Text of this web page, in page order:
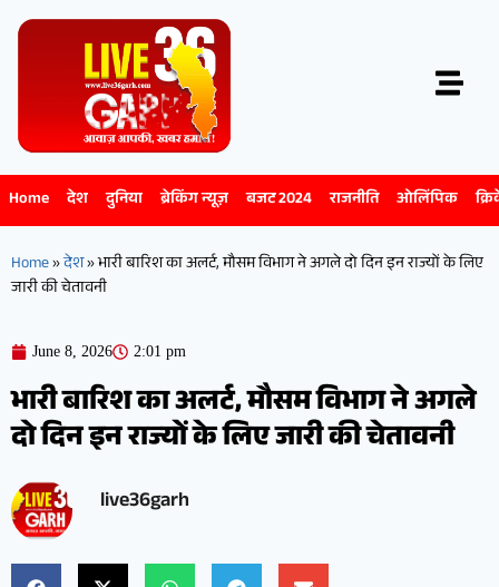
Home देश दुनिया ब्रेकिंग न्यूज़ बजट 2024 राजनीति ओलिंपिक
Home»देश»भारी बारिश का अलर्ट, मौसम विभाग ने अगले दो दिन इन राज्यों के लिए
जारी की चेतावनी
June 8, 2026 2:01 pm
भारी बारिश का अलर्ट, मौसम विभाग ने अगले
दो दिन इन राज्यों के लिए जारी की चेतावनी
live36garh